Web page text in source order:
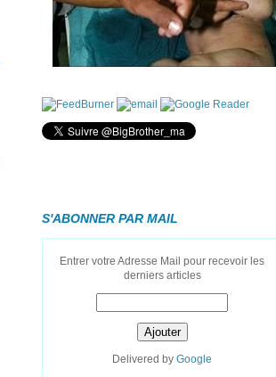
S'ABONNER PAR MAIL
Entrer votre Adresse Mail pour recevoir les
derniers articles
Delivered by Google